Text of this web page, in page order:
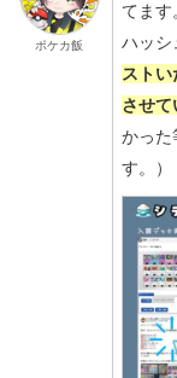
ポケカ飯
てます
ハッシ
スト
させて
かった
す。）